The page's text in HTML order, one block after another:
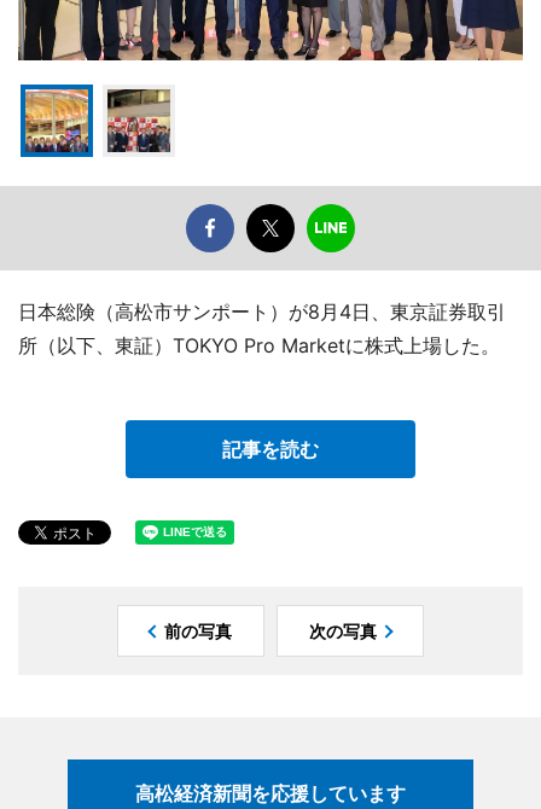
日本総険（高松市サンポート）が8月4日、東京証券取引
所（以下、東証）TOKYO Pro Marketに株式上場した。
記事を読む
前の写真 次の写真
高松経済新聞を応援しています